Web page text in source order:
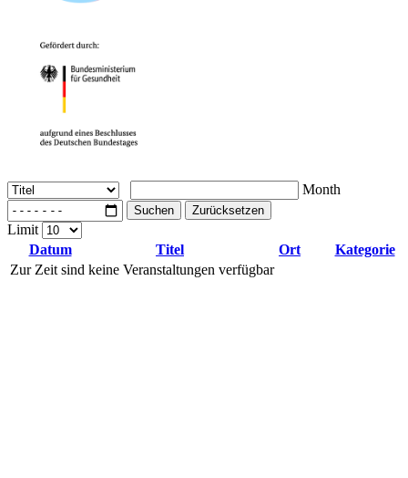
Month
Suchen Zurücksetzen
Limit
Datum
Titel Ort
Kategorie
Zur Zeit sind keine Veranstaltungen verfügbar